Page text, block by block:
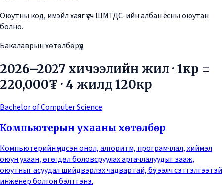
Оюутны код, имэйл хаяг үүсч ШМТДС-ийн албан ёсны оюутан
болно.
Бакалаврын хөтөлбөрүүд
2026–2027 хичээлийн жил · 1кр =
220,000₮ · 4 жилд 120кр
Bachelor of Computer Science
Компьютерын ухааны хөтөлбөр
Компьютерийн үндсэн онол, алгоритм, програмчлал, хиймэл
оюун ухаан, өгөгдөл боловсруулах аргачлалуудыг зааж,
оюутныг асуудал шийдвэрлэх чадвартай, бүтээлч сэтгэлгээтэй
инженер болгон бэлтгэнэ.